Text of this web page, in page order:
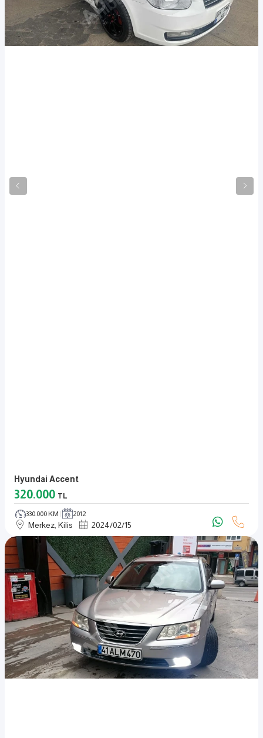
Hyundai Accent
320.000 TL
330.000 KM 2012
Merkez, Kilis 2024/02/15